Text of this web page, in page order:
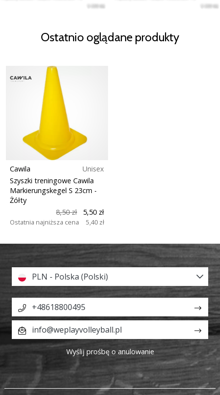
Ostatnio oglądane produkty
Cawila
Unisex
Szyszki treningowe Cawila
Markierungskegel S 23cm -
Żółty
8,50 zł
5,50 zł
Ostatnia najniższa cena 5,40 zł
PLN - Polska (Polski)
+48618800495
info@weplayvolleyball.pl
Wyślij prośbę o anulowanie